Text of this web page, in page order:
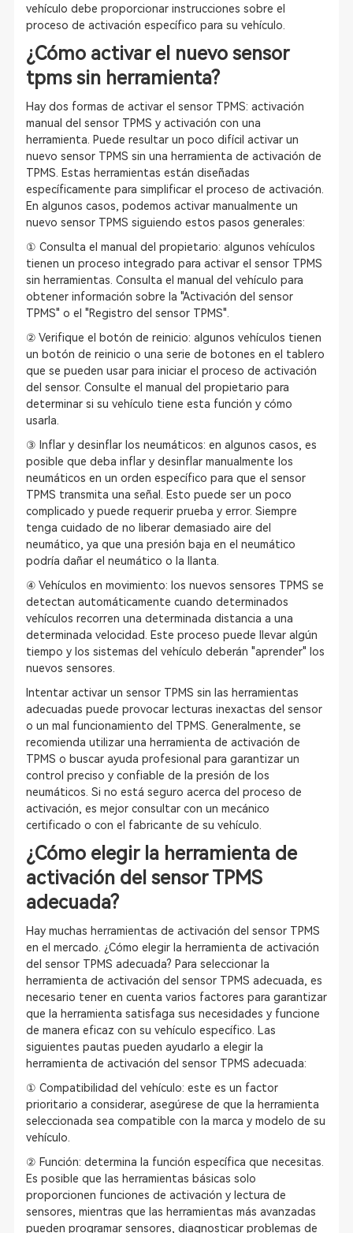
vehículo debe proporcionar instrucciones sobre el
proceso de activación específico para su vehículo.
¿Cómo activar el nuevo sensor
tpms sin herramienta?
Hay dos formas de activar el sensor TPMS: activación
manual del sensor TPMS y activación con una
herramienta. Puede resultar un poco difícil activar un
nuevo sensor TPMS sin una herramienta de activación de
TPMS. Estas herramientas están diseñadas
específicamente para simplificar el proceso de activación.
En algunos casos, podemos activar manualmente un
nuevo sensor TPMS siguiendo estos pasos generales:
① Consulta el manual del propietario: algunos vehículos
tienen un proceso integrado para activar el sensor TPMS
sin herramientas. Consulta el manual del vehículo para
obtener información sobre la "Activación del sensor
TPMS" o el "Registro del sensor TPMS".
② Verifique el botón de reinicio: algunos vehículos tienen
un botón de reinicio o una serie de botones en el tablero
que se pueden usar para iniciar el proceso de activación
del sensor. Consulte el manual del propietario para
determinar si su vehículo tiene esta función y cómo
usarla.
③ Inflar y desinflar los neumáticos: en algunos casos, es
posible que deba inflar y desinflar manualmente los
neumáticos en un orden específico para que el sensor
TPMS transmita una señal. Esto puede ser un poco
complicado y puede requerir prueba y error. Siempre
tenga cuidado de no liberar demasiado aire del
neumático, ya que una presión baja en el neumático
podría dañar el neumático o la llanta.
④ Vehículos en movimiento: los nuevos sensores TPMS se
detectan automáticamente cuando determinados
vehículos recorren una determinada distancia a una
determinada velocidad. Este proceso puede llevar algún
tiempo y los sistemas del vehículo deberán "aprender" los
nuevos sensores.
Intentar activar un sensor TPMS sin las herramientas
adecuadas puede provocar lecturas inexactas del sensor
o un mal funcionamiento del TPMS. Generalmente, se
recomienda utilizar una herramienta de activación de
TPMS o buscar ayuda profesional para garantizar un
control preciso y confiable de la presión de los
neumáticos. Si no está seguro acerca del proceso de
activación, es mejor consultar con un mecánico
certificado o con el fabricante de su vehículo.
¿Cómo elegir la herramienta de
activación del sensor TPMS
adecuada?
Hay muchas herramientas de activación del sensor TPMS
en el mercado. ¿Cómo elegir la herramienta de activación
del sensor TPMS adecuada? Para seleccionar la
herramienta de activación del sensor TPMS adecuada, es
necesario tener en cuenta varios factores para garantizar
que la herramienta satisfaga sus necesidades y funcione
de manera eficaz con su vehículo específico. Las
siguientes pautas pueden ayudarlo a elegir la
herramienta de activación del sensor TPMS adecuada:
① Compatibilidad del vehículo: este es un factor
prioritario a considerar, asegúrese de que la herramienta
seleccionada sea compatible con la marca y modelo de su
vehículo.
② Función: determina la función específica que necesitas.
Es posible que las herramientas básicas solo
proporcionen funciones de activación y lectura de
sensores, mientras que las herramientas más avanzadas
pueden programar sensores, diagnosticar problemas de